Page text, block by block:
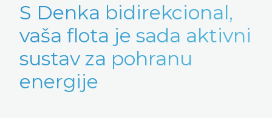
S Denka bidirekcional,
vaša flota je sada aktivni
sustav za pohranu
energije